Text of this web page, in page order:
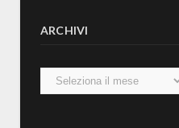
ARCHIVI
Archivi